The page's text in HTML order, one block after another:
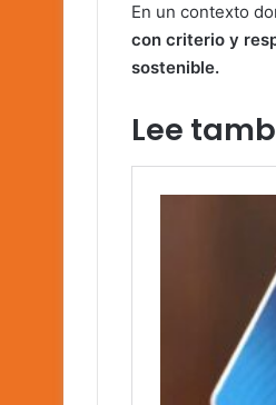
En un contexto
con criterio y
sostenible.
Lee